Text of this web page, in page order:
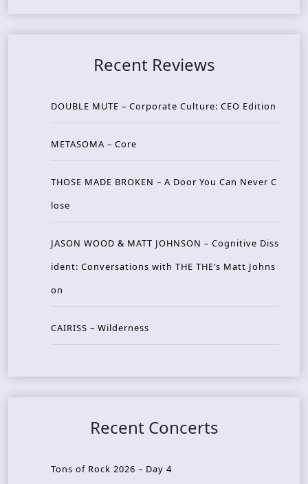
Recent Reviews
DOUBLE MUTE – Corporate Culture: CEO Edition
METASOMA – Core
THOSE MADE BROKEN – A Door You Can Never C
lose
JASON WOOD & MATT JOHNSON – Cognitive Diss
ident: Conversations with THE THE’s Matt Johns
on
CAIRISS – Wilderness
Recent Concerts
Tons of Rock 2026 – Day 4